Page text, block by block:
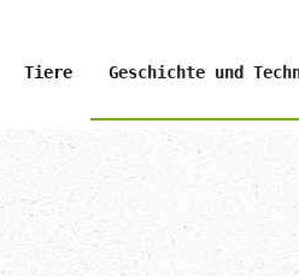
Tiere Geschichte und